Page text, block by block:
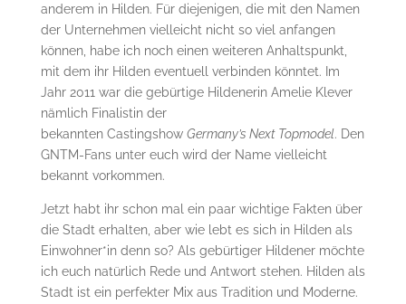
anderem in Hilden. Für diejenigen, die mit den Namen
der Unternehmen vielleicht nicht so viel anfangen
können, habe ich noch einen weiteren Anhaltspunkt,
mit dem ihr Hilden eventuell verbinden könntet. Im
Jahr 2011 war die gebürtige Hildenerin Amelie Klever
nämlich Finalistin der
bekannten Castingshow Germany’s Next Topmodel. Den
GNTM-Fans unter euch wird der Name vielleicht
bekannt vorkommen.
Jetzt habt ihr schon mal ein paar wichtige Fakten über
die Stadt erhalten, aber wie lebt es sich in Hilden als
Einwohner*in denn so? Als gebürtiger Hildener möchte
ich euch natürlich Rede und Antwort stehen. Hilden als
Stadt ist ein perfekter Mix aus Tradition und Moderne.